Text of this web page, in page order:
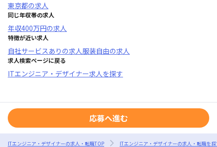
東京都の求人
同じ年収帯の求人
年収400万円の求人
特徴が近い求人
自社サービスあり の求人服装自由の求人
求人検索ページに戻る
ITエンジニア・デザイナー求人を探す
応募へ進む
ITエンジニア・デザイナーの求人・転職TOP ITエンジニア・デザイナーの求人・転職を